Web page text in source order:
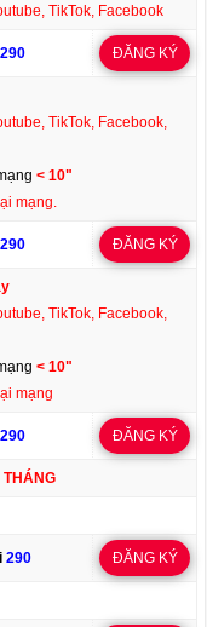
TikTok, Facebook
290 ĐĂNG KÝ
TikTok, Facebook,
< 10"
mạng.
290 ĐĂNG KÝ
TikTok, Facebook,
< 10"
mạng
290 ĐĂNG KÝ
THÁNG
290 ĐĂNG KÝ